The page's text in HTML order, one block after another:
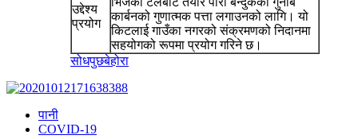
उद्देश्य
प्रयोग
कार्बनको गुणात्मक पत्ता लगाउनको लागि। यो
किटलाई गाउँका नगरको संक्रमणको निदानमा
सहयोगको रूपमा प्रयोग गरिने छ।
सोधपुछबेहोरा
पानी
COVID-19